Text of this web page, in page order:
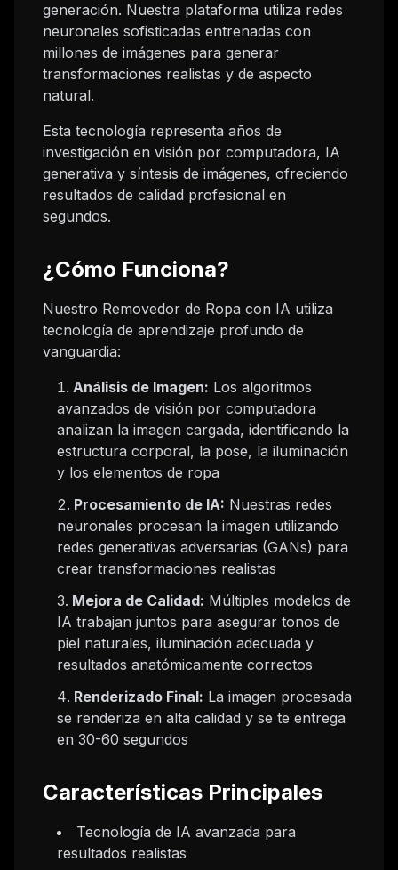
generación. Nuestra plataforma utiliza redes
neuronales sofisticadas entrenadas con
millones de imágenes para generar
transformaciones realistas y de aspecto
natural.
Esta tecnología representa años de
investigación en visión por computadora, IA
generativa y síntesis de imágenes, ofreciendo
resultados de calidad profesional en
segundos.
¿Cómo Funciona?
Nuestro Removedor de Ropa con IA utiliza
tecnología de aprendizaje profundo de
vanguardia:
Análisis de Imagen: Los algoritmos
avanzados de visión por computadora
analizan la imagen cargada, identificando la
estructura corporal, la pose, la iluminación
y los elementos de ropa
Procesamiento de IA: Nuestras redes
neuronales procesan la imagen utilizando
redes generativas adversarias (GANs) para
crear transformaciones realistas
Mejora de Calidad: Múltiples modelos de
IA trabajan juntos para asegurar tonos de
piel naturales, iluminación adecuada y
resultados anatómicamente correctos
Renderizado Final: La imagen procesada
se renderiza en alta calidad y se te entrega
en 30-60 segundos
Características Principales
Tecnología de IA avanzada para
resultados realistas